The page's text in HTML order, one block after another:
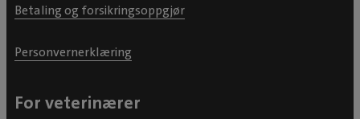
Betaling og forsikringsoppgjør
Personvernerklæring
For veterinærer